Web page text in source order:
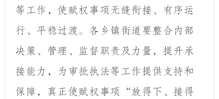
等工作，使赋权事项 无缝衔接、有序运
行 、平稳过渡。各乡镇街道 要整合内部
决策、管理、监督职责及力量， 提升承
接能力，
为审批执法等工作提供支持和
保障 ，真正使赋权事项
“放得下、接得